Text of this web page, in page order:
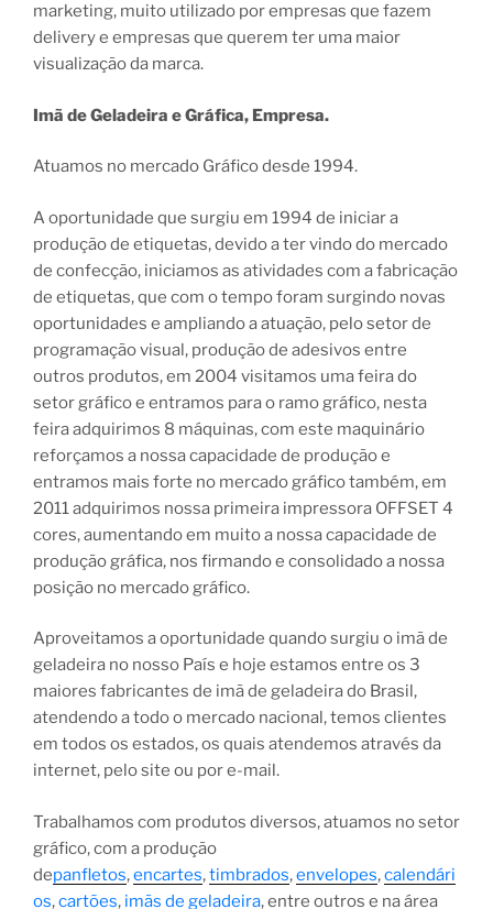
marketing, muito utilizado por empresas que fazem
delivery e empresas que querem ter uma maior
visualização da marca.
Imã de Geladeira e Gráfica, Empresa.
Atuamos no mercado Gráfico desde 1994.
A oportunidade que surgiu em 1994 de iniciar a
produção de etiquetas, devido a ter vindo do mercado
de confecção, iniciamos as atividades com a fabricação
de etiquetas, que com o tempo foram surgindo novas
oportunidades e ampliando a atuação, pelo setor de
programação visual, produção de adesivos entre
outros produtos, em 2004 visitamos uma feira do
setor gráfico e entramos para o ramo gráfico, nesta
feira adquirimos 8 máquinas, com este maquinário
reforçamos a nossa capacidade de produção e
entramos mais forte no mercado gráfico também, em
2011 adquirimos nossa primeira impressora OFFSET 4
cores, aumentando em muito a nossa capacidade de
produção gráfica, nos firmando e consolidado a nossa
posição no mercado gráfico.
Aproveitamos a oportunidade quando surgiu o imã de
geladeira no nosso País e hoje estamos entre os 3
maiores fabricantes de imã de geladeira do Brasil,
atendendo a todo o mercado nacional, temos clientes
em todos os estados, os quais atendemos através da
internet, pelo site ou por e-mail.
Trabalhamos com produtos diversos, atuamos no setor
gráfico, com a produção
depanfletos,encartes,timbrados,envelopes,calendári
os,cartões, imãs de geladeira, entre outros e na área